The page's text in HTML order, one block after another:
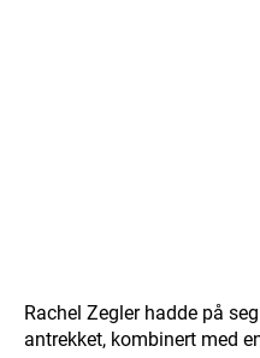
Rachel Zegler hadde på
antrekket, kombinert med